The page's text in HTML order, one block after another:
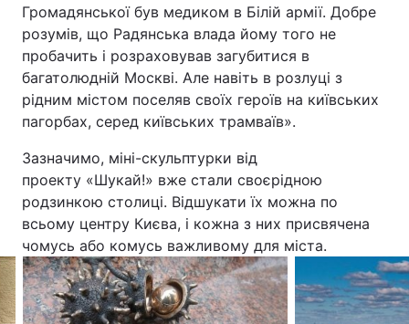
Громадянської був медиком в Білій армії. Добре
розумів, що Радянська влада йому того не
пробачить і розраховував загубитися в
багатолюдній Москві. Але навіть в розлуці з
рідним містом поселяв своїх героїв на київських
пагорбах, серед київських трамваїв».
Зазначимо, міні-скульптурки від
проекту «Шукай!» вже стали своєрідною
родзинкою столиці. Відшукати їх можна по
всьому центру Києва, і кожна з них присвячена
чомусь або комусь важливому для міста.